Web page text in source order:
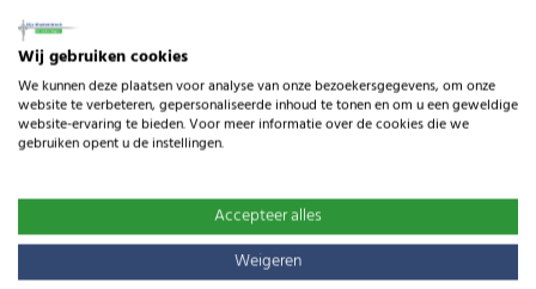
HT13/122/8
Wij gebruiken cookies
We kunnen deze plaatsen voor analyse van onze bezoekersgegevens, om onze
website te verbeteren, gepersonaliseerde inhoud te tonen en om u een geweldige
website-ervaring te bieden. Voor meer informatie over de cookies die we
gebruiken opent u de instellingen.
Accepteer alles
Weigeren